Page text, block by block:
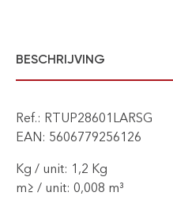
BESCHRIJVING
Ref.: RTUP28601LARSG
EAN: 5606779256126
Kg / unit: 1,2 Kg
m≥ / unit: 0,008 m³